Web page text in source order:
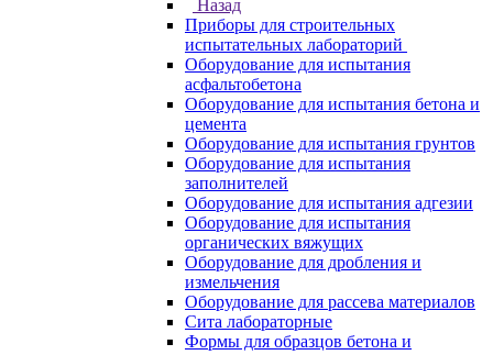
Назад
Приборы для строительных
испытательных лабораторий
Оборудование для испытания
асфальтобетона
Оборудование для испытания бетона и
цемента
Оборудование для испытания грунтов
Оборудование для испытания
заполнителей
Оборудование для испытания адгезии
Оборудование для испытания
органических вяжущих
Оборудование для дробления и
измельчения
Оборудование для рассева материалов
Сита лабораторные
Формы для образцов бетона и